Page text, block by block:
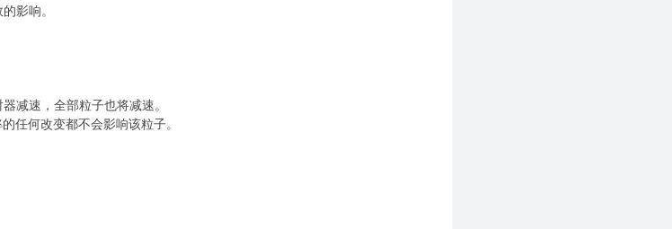
影响。
减速，全部粒子也将减速。
任何改变都不会影响该粒子。